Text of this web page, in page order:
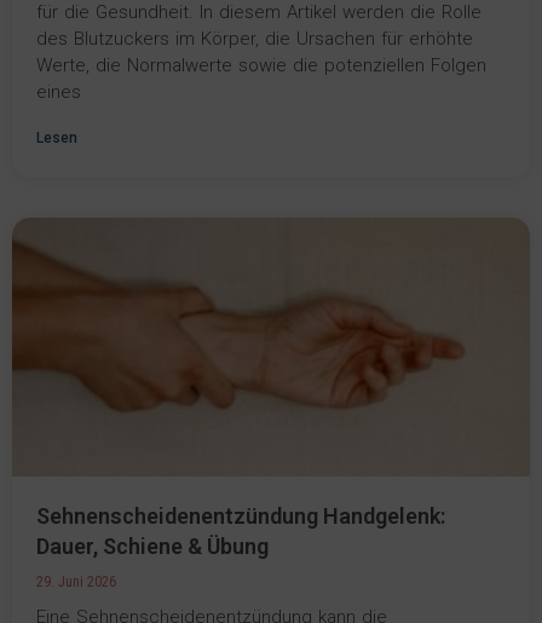
für die Gesundheit. In diesem Artikel werden die Rolle
des Blutzuckers im Körper, die Ursachen für erhöhte
Werte, die Normalwerte sowie die potenziellen Folgen
eines
Lesen
Sehnenscheidenentzündung Handgelenk:
Dauer, Schiene & Übung
29. Juni 2026
Eine Sehnenscheidenentzündung kann die